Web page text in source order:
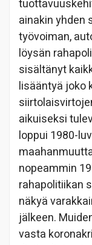
ainakin yhden
työvoiman,
löysän
sisältänyt
lisääntyä joko
aikuiseksi
loppui 1980-
nopeammin
rahapolitiikan
näkyä
jälkeen.
vasta